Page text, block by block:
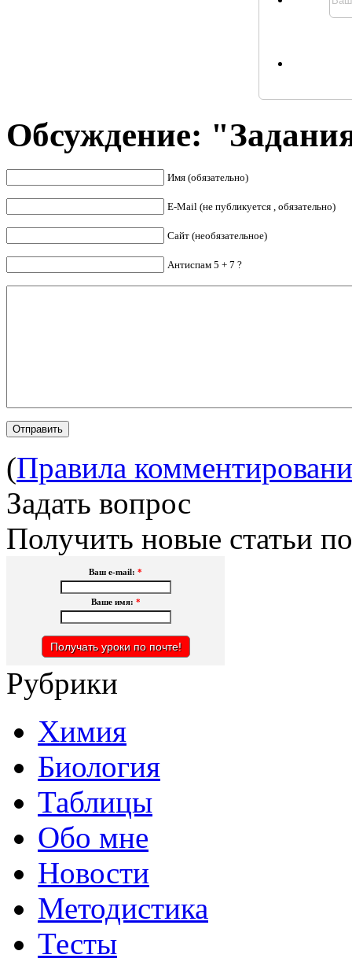
Обсуждение:
Имя (обязательно)
E-Mail (не публикуется , обязательно)
Сайт (необязательное)
Антиспам 5 + 7 ?
(Правила
Задать вопрос
Получить новые статьи
Ваш e-mail: *
Ваше имя: *
Рубрики
Химия
Биология
Таблицы
Обо мне
Новости
Методистика
Тесты